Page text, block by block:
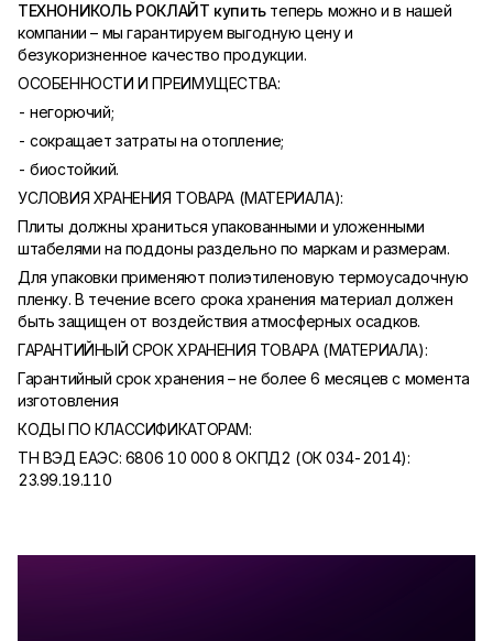
ТЕХНОНИКОЛЬ РОКЛАЙТ купитьтеперь можно и в нашей
компании – мы гарантируем выгодную цену и
безукоризненное качество продукции.
ОСОБЕННОСТИ И ПРЕИМУЩЕСТВА:
- негорючий;
- сокращает затраты на отопление;
- биостойкий.
УСЛОВИЯ ХРАНЕНИЯ ТОВАРА (МАТЕРИАЛА):
Плиты должны храниться упакованными и уложенными
штабелями на поддоны раздельно по маркам и размерам.
Для упаковки применяют полиэтиленовую термоусадочную
пленку. В течение всего срока хранения материал должен
быть защищен от воздействия атмосферных осадков.
ГАРАНТИЙНЫЙ СРОК ХРАНЕНИЯ ТОВАРА (МАТЕРИАЛА):
Гарантийный срок хранения – не более 6 месяцев с момента
изготовления
КОДЫ ПО КЛАССИФИКАТОРАМ:
ТН ВЭД ЕАЭС: 6806 10 000 8 ОКПД2 (ОК 034-2014):
23.99.19.110